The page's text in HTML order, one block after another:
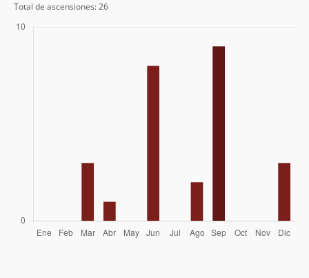
10/09/16
Total de ascensiones: 26